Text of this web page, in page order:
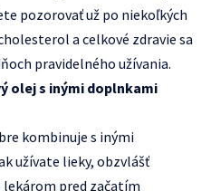
pozorovať už po niekoľkých
a celkové zdravie sa
pravidelného užívania.
olej s inými doplnkami
kombinuje s inými
užívate lieky, obzvlášť
pred začatím